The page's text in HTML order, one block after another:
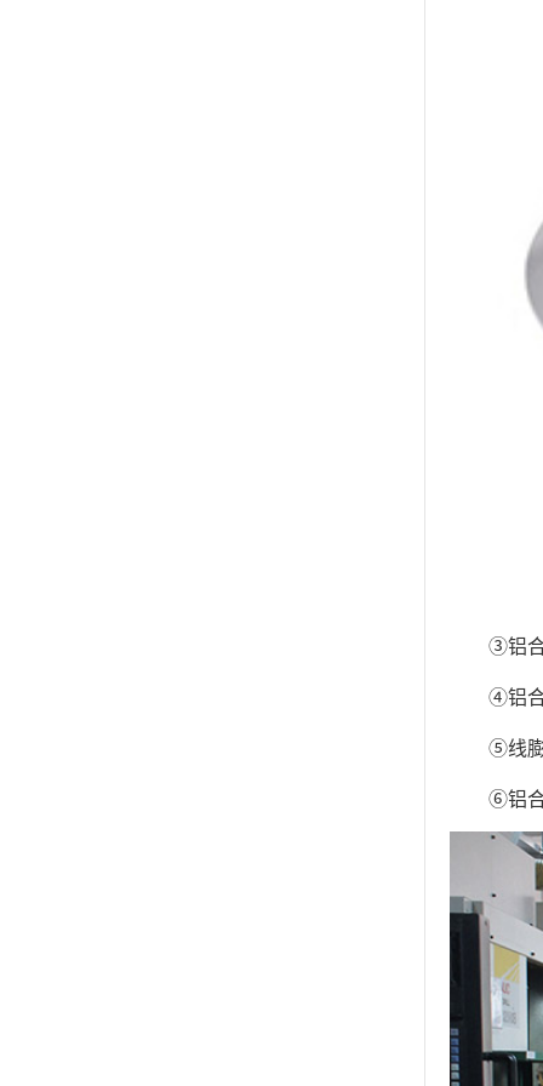
③铝
④铝
⑤线
⑥铝合